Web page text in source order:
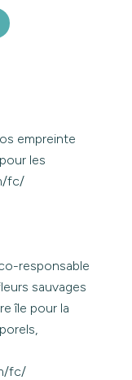
empreinte
les
fc/
responsable
sauvages
île pour la
fc/